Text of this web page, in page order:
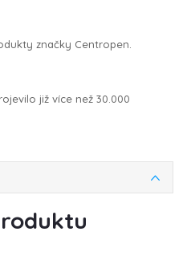
značky Centropen.
již více než 30.000